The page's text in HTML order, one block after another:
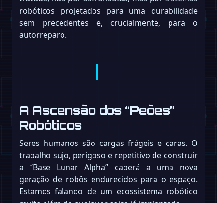
robóticos projetados para uma durabilidade
sem precedentes e, crucialmente, para o
autorreparo.
A Ascensão dos “Peões”
Robóticos
Seres humanos são cargas frágeis e caras. O
trabalho sujo, perigoso e repetitivo de construir
a “Base Lunar Alpha” caberá a uma nova
geração de robôs endurecidos para o espaço.
Estamos falando de um ecossistema robótico